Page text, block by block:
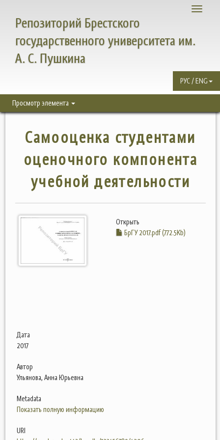
Toggle
Репозиторий Брестского
государственного университета им.
А. С. Пушкина
РУС / ENG
Просмотр элемента
Самооценка студентами
оценочного компонента
учебной деятельности
Открыть
БрГУ 2017.pdf (772.5Kb)
Дата
2017
Автор
Ульянова, Анна Юрьевна
Metadata
Показать полную информацию
URI